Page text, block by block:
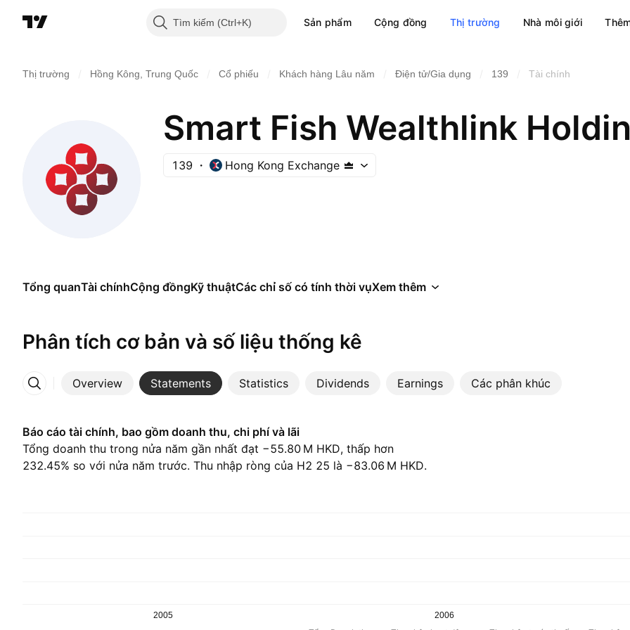
Tìm kiếm Sản phẩm Cộng đồng Thị trường Nhà môi giới
Thị trường Hồng Kông, Trung Quốc Cổ phiếu Khách hàng Lâu năm Điện tử/Gia dụng 139 Tài chính
Smart Fish Wealthlink
139 Hong Kong Exchange
Tổng quanTài chínhCộng đồngKỹ thuậtCác chỉ số có tính thời vụXem thêm
Phân tích cơ bản và số liệu thống kê
Overview Statements Statistics Dividends Earnings Các phân khúc
More
Báo cáo tài chính, bao gồm doanh thu, chi phí và lãi
Tổng doanh thu trong nửa năm gần nhất đạt ‪−55.80 M‬ HKD, thấp hơn
232.45% so với nửa năm trước. Thu nhập ròng của H2 25 là ‪−83.06 M‬ HKD.
2005 2006